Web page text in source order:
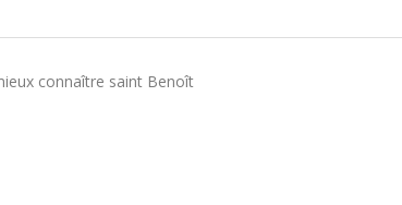
connaître saint Benoît